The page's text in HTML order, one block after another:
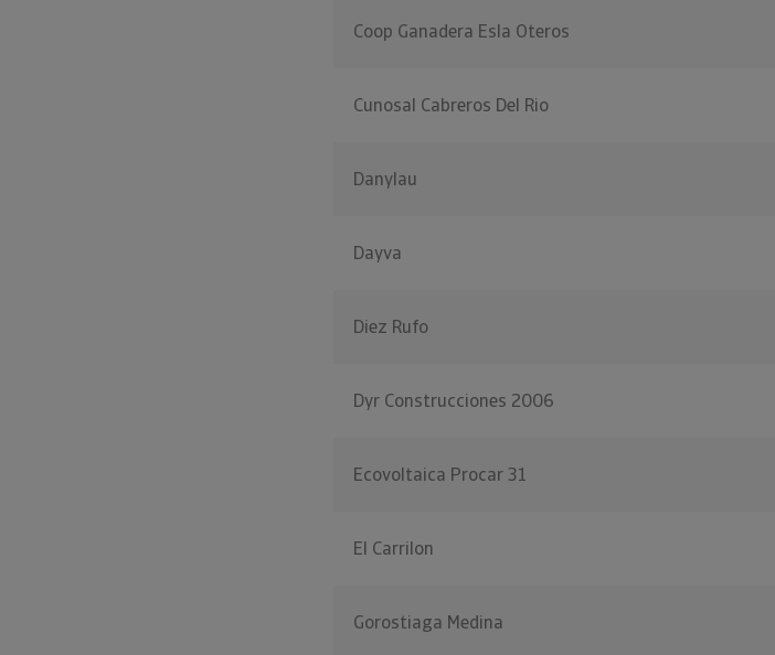
Coop Ganadera Esla Oteros
Cunosal Cabreros Del Rio
Danylau
Dayva
Diez Rufo
Dyr Construcciones 2006
Ecovoltaica Procar 31
El Carrilon
Gorostiaga Medina